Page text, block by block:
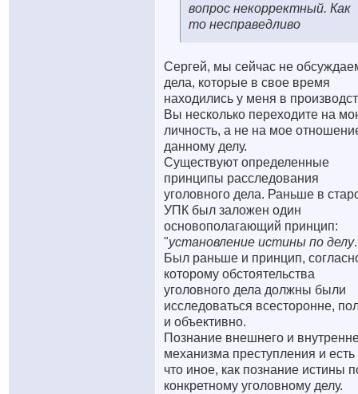
вопрос некорректный. Как
то несправедливо
Сергей, мы сейчас не
дела, которые в свое время
находились у меня в
Вы несколько переходите на
личность, а не на мое
данному делу.
Существуют определенные
принципы расследования
уголовного дела. Раньше в
УПК был заложен один
основополагающий принцип:
"установление истины по делу.
Был раньше и принцип,
которому обстоятельства
уголовного дела должны были
исследоваться всесторонне,
и объективно.
Познание внешнего и
механизма преступления и есть
что иное, как познание истины
конкретному уголовному делу.